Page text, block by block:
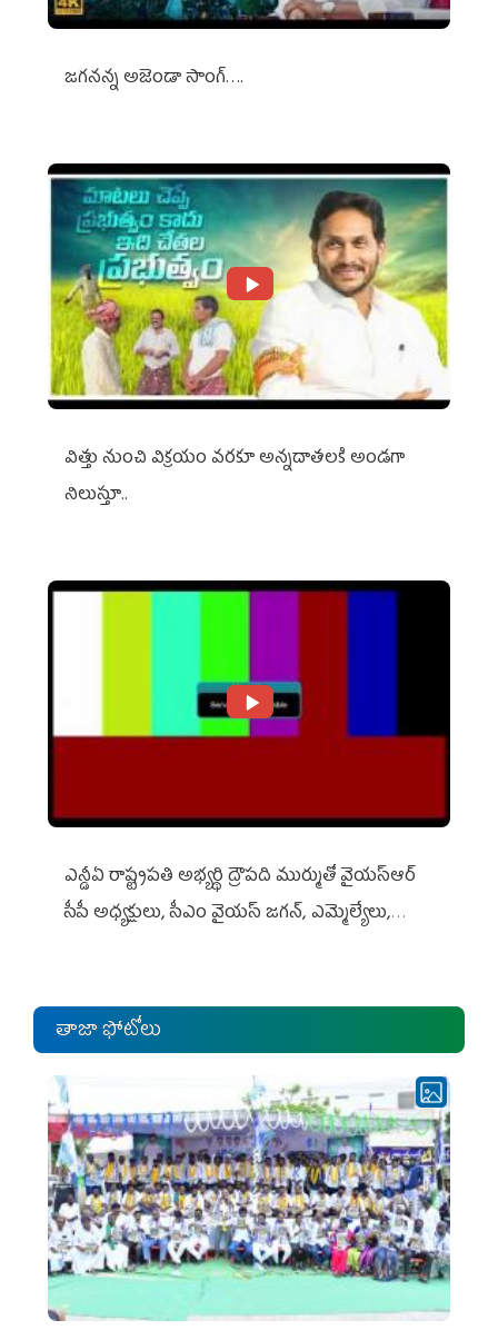
జగనన్న అజెండా సాంగ్….
విత్తు నుంచి విక్రయం వరకూ అన్నదాతలకి అండగా
నిలుస్తూ..
ఎన్డీఏ రాష్ట్ర‌ప‌తి అభ్య‌ర్థి ద్రౌప‌ది ముర్ముతో వైయ‌స్ఆర్
సీపీ అధ్య‌క్షులు, సీఎం వైయ‌స్ జ‌గ‌న్, ఎమ్మెల్యేలు,
తాజా ఫోటోలు